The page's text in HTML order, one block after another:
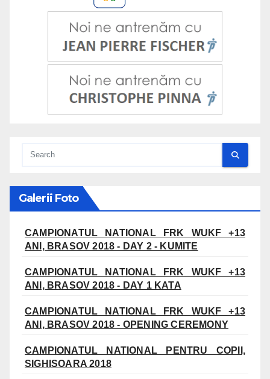
Galerii Foto
CAMPIONATUL NATIONAL FRK WUKF +13
ANI, BRASOV 2018 - DAY 2 - KUMITE
CAMPIONATUL NATIONAL FRK WUKF +13
ANI, BRASOV 2018 - DAY 1 KATA
CAMPIONATUL NATIONAL FRK WUKF +13
ANI, BRASOV 2018 - OPENING CEREMONY
CAMPIONATUL NATIONAL PENTRU COPII,
SIGHISOARA 2018